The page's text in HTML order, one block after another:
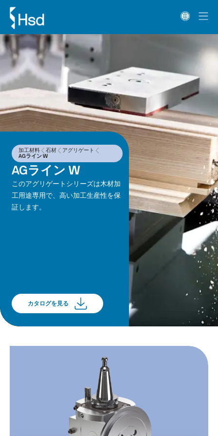
加工材料 石材
アグリゲート
AGライン W
AGライン W
このアグリゲートシリーズは木材加
工用途専用で、高い加工生産性を保
証します。
カタログを見る